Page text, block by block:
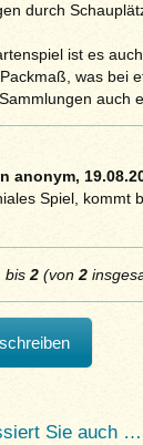
durch
ist es
was bei
auch
anonym,
Spiel, kommt
bis2(von2
Sie auch …